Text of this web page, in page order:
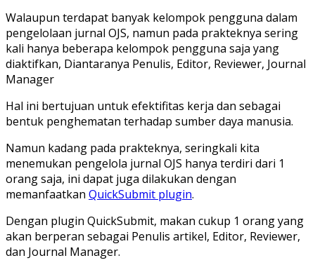
Walaupun terdapat banyak kelompok pengguna dalam
pengelolaan jurnal OJS, namun pada prakteknya sering
kali hanya beberapa kelompok pengguna saja yang
diaktifkan, Diantaranya Penulis, Editor, Reviewer, Journal
Manager
Hal ini bertujuan untuk efektifitas kerja dan sebagai
bentuk penghematan terhadap sumber daya manusia.
Namun kadang pada prakteknya, seringkali kita
menemukan pengelola jurnal OJS hanya terdiri dari 1
orang saja, ini dapat juga dilakukan dengan
memanfaatkan QuickSubmit plugin.
Dengan plugin QuickSubmit, makan cukup 1 orang yang
akan berperan sebagai Penulis artikel, Editor, Reviewer,
dan Journal Manager.